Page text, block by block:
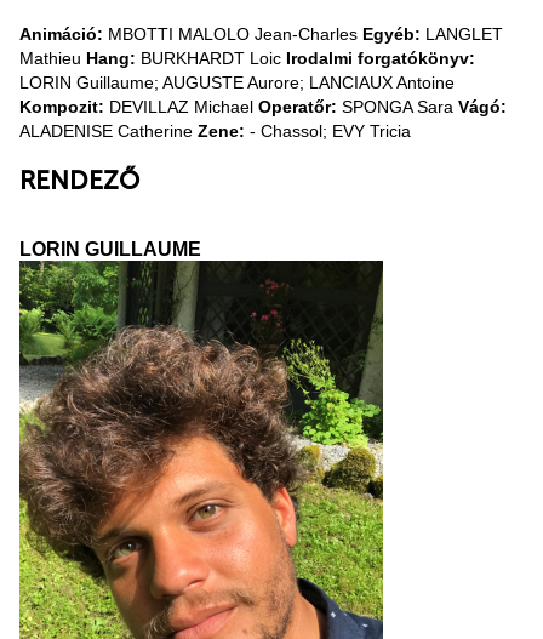
Animáció: MBOTTI MALOLO Jean-Charles Egyéb: LANGLET
Mathieu Hang: BURKHARDT Loic Irodalmi forgatókönyv:
LORIN Guillaume; AUGUSTE Aurore; LANCIAUX Antoine
Kompozit: DEVILLAZ Michael Operatőr: SPONGA Sara Vágó:
ALADENISE Catherine Zene: - Chassol; EVY Tricia
RENDEZŐ
LORIN GUILLAUME